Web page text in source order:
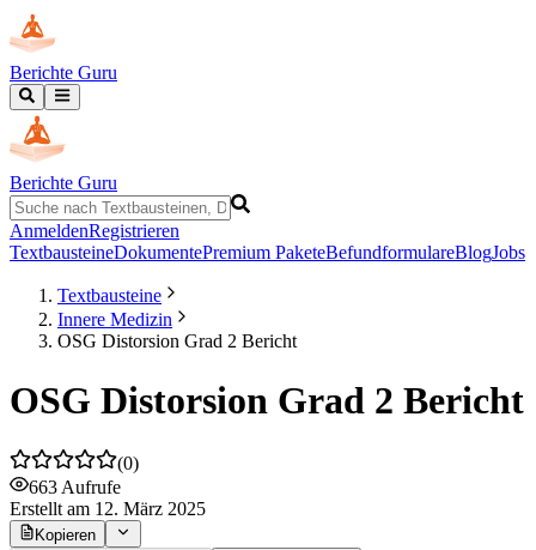
Berichte Guru
Berichte Guru
AnmeldenRegistrieren
TextbausteineDokumentePremium PaketeBefundformulareBlogJobs
Textbausteine
Innere Medizin
OSG Distorsion Grad 2 Bericht
OSG Distorsion Grad 2 Bericht
(0)
663 Aufrufe
Erstellt am 12. März 2025
Kopieren